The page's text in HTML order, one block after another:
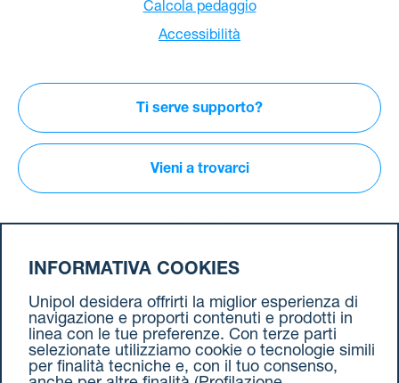
Calcola pedaggio
Accessibilità
Ti serve supporto?
Vieni a trovarci
Seguicisui social
INFORMATIVA COOKIES
Unipol desidera offrirti la miglior esperienza di
navigazione e proporti contenuti e prodotti in
linea con le tue preferenze. Con terze parti
selezionate utilizziamo cookie o tecnologie simili
per finalità tecniche e, con il tuo consenso,